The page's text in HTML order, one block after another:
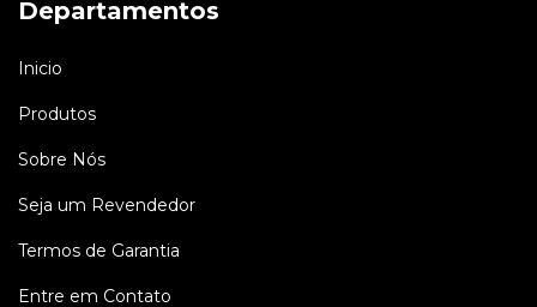
R$615,60com
Departamentos
Inicio
Produtos
Sobre Nós
Seja um Revendedor
Termos de Garantia
Entre em Contato